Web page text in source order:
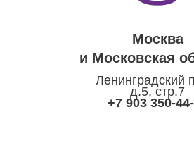
Москва
и Московская
Ленинградский
д.5, стр.7
+7 903 350-